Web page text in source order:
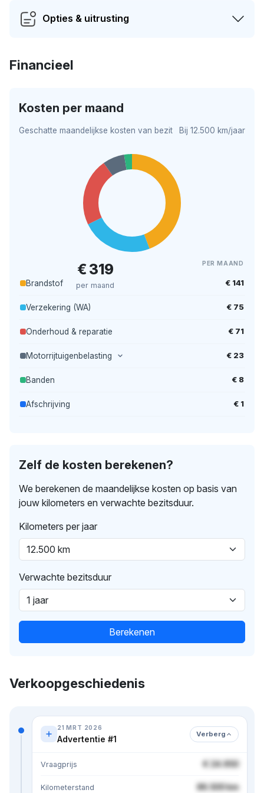
Opties & uitrusting
Financieel
Kosten per maand
Geschatte maandelijkse kosten van bezit Bij 12.500 km/jaar
€ 319
per maand
PER MAAND
Brandstof € 141
Verzekering (WA) € 75
Onderhoud & reparatie € 71
Motorrijtuigenbelasting € 23
Banden € 8
Afschrijving € 1
Zelf de kosten berekenen?
We berekenen de maandelijkse kosten op basis van
jouw kilometers en verwachte bezitsduur.
Kilometers per jaar
Verwachte bezitsduur
Berekenen
Verkoopgeschiedenis
21 MRT 2026
Advertentie #1 Verberg
Vraagprijs € 24.950
Kilometerstand 86.500 km